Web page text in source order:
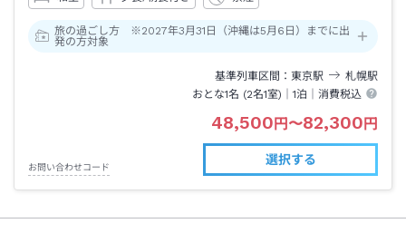
旅の過ごし方 ※2027年3月31日（沖縄は5月6日）までに出
発の方対象
基準列車区間 東京駅 札幌駅
おとな1名 (2名1室)｜1泊 ｜消費税込
48,500円〜82,300円
お問い合わせコード
選択する